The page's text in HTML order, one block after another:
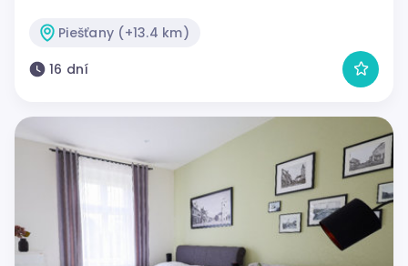
Piešťany (+13.4 km)
16 dní